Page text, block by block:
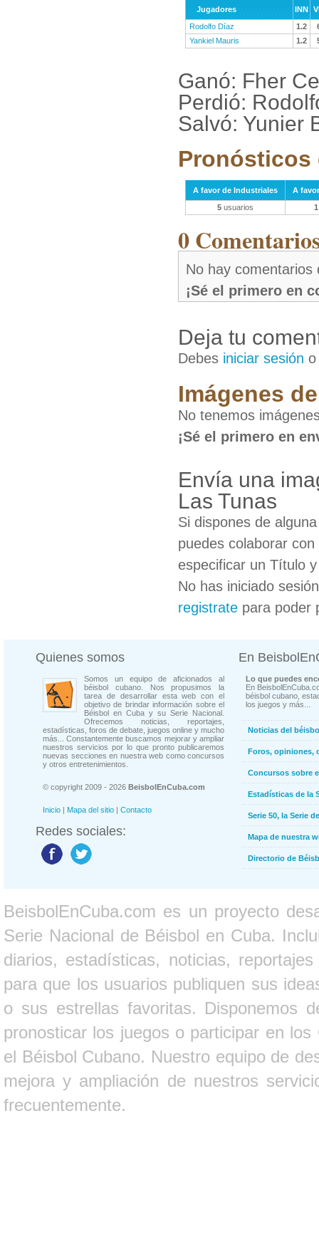
Jugadores INN
Rodolfo Díaz
1.2
Yankiel Mauris
1.2
Ganó: Fher
Perdió:
Salvó: Yunier
Pronósticos
A favor de Industriales
A
5 usuarios 1
0
No hay comentarios
¡Sé el primero en
Deja tu
Debes iniciar sesión
Imágenes
No tenemos
¡Sé el primero en
Envía una
Las Tunas
Si dispones de
puedes colaborar
especificar un Título
No has iniciado
registrate para poder
Quienes somos
Somos un equipo de aficionados al
béisbol cubano. Nos propusimos la
tarea de desarrollar esta web con el
objetivo de brindar información sobre el
Béisbol en Cuba y su Serie Nacional.
Ofrecemos noticias, reportajes,
estadísticas, foros de debate, juegos online y mucho
más... Constantemente buscamos mejorar y ampliar
nuestros servicios por lo que pronto publicaremos
nuevas secciones en nuestra web como concursos
y otros entretenimientos.
© copyright 2009 - 2026 BeisbolEnCuba.com
Inicio | Mapa del sitio | Contacto
Redes sociales:
En
Lo que puedes
En
béisbol cubano,
los juegos y más...
Noticias del
Foros, opiniones,
Concursos sobre
Estadísticas de la
Serie 50, la Serie
Mapa de nuestra
Directorio de
BeisbolEnCuba.com es un proyecto
Serie Nacional de Béisbol en Cuba.
diarios, estadísticas, noticias,
para que los usuarios publiquen sus
o sus estrellas favoritas. Disponemos
pronosticar los juegos o participar en
el Béisbol Cubano. Nuestro equipo de
mejora y ampliación de nuestros
frecuentemente.